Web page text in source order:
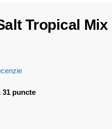
Tropical Mix
31 puncte